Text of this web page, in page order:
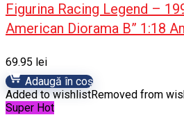
Figurina Racing Legend –
American Diorama B” 1:18
69.95 lei
Adaugă în coș
Added to wishlistRemoved from
Super Hot